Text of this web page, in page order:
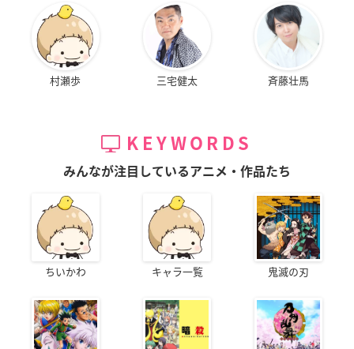
村瀬歩 三宅健太 斉藤壮馬
KEYWORDS
みんなが注目しているアニメ・作品たち
ちいかわ キャラ一覧 鬼滅の刃